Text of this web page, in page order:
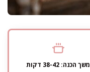
משך הכנה: 38-42 דקות